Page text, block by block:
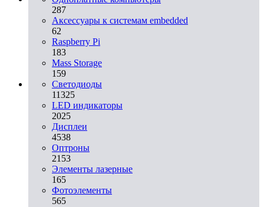
287
Аксессуары к системам embedded
62
Raspberry Pi
183
Mass Storage
159
Светодиоды
11325
LED индикаторы
2025
Дисплеи
4538
Оптроны
2153
Элементы лазерные
165
Фотоэлементы
565